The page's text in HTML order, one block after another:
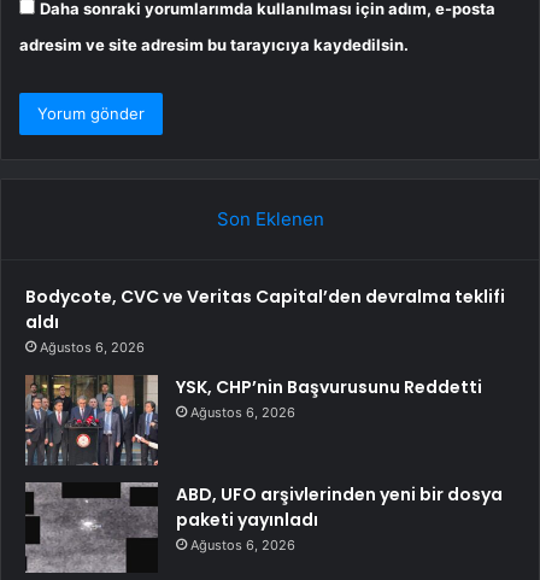
Daha sonraki yorumlarımda kullanılması için adım, e-posta
adresim ve site adresim bu tarayıcıya kaydedilsin.
Son Eklenen
Bodycote, CVC ve Veritas Capital’den devralma teklifi
aldı
Ağustos 6, 2026
YSK, CHP’nin Başvurusunu Reddetti
Ağustos 6, 2026
ABD, UFO arşivlerinden yeni bir dosya
paketi yayınladı
Ağustos 6, 2026